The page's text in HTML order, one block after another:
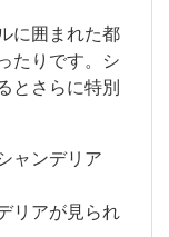
に囲まれた都
たりです。シ
とさらに特別
ャンデリア
リアが見られ